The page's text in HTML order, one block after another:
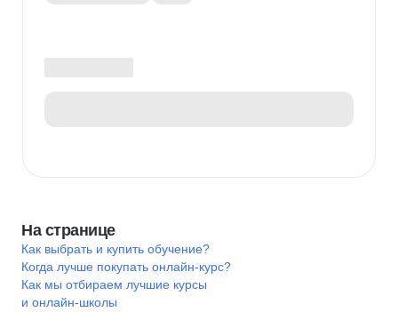
На странице
Как выбрать и купить обучение?
Когда лучше покупать онлайн-курс?
Как мы отбираем лучшие курсы
и онлайн-школы